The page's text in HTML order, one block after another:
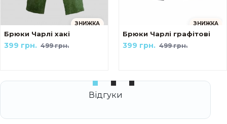
Українські мотиви The козак
ЗНИЖКА
Брюки Чарлі хакі
499 грн.
399 грн.
ЗНИЖКА
Брюки Чарлі графітові
499 грн.
399 грн.